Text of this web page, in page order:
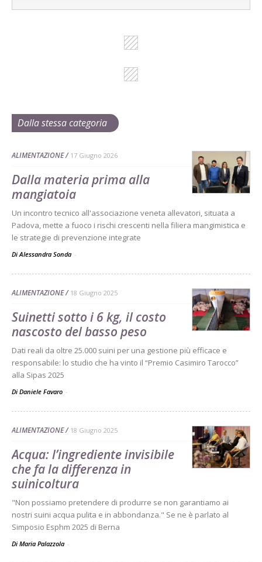
Dalla stessa categoria
ALIMENTAZIONE 17 Giugno 2026
Dalla materia prima alla
mangiatoia
Un incontro tecnico all'associazione veneta allevatori, situata a
Padova, mette a fuoco i rischi crescenti nella filiera mangimistica e
le strategie di prevenzione integrate
Di Alessandra Sonda -
ALIMENTAZIONE 18 Giugno 2025
Suinetti sotto i 6 kg, il costo
nascosto del basso peso
Dati reali da oltre 25.000 suini per una gestione più efficace e
responsabile: lo studio che ha vinto il “Premio Casimiro Tarocco”
alla Sipas 2025
Di Daniele Favaro -
ALIMENTAZIONE 18 Giugno 2025
Acqua: l’ingrediente invisibile
che fa la differenza in
suinicoltura
"Non possiamo pretendere di produrre se non garantiamo ai
nostri suini acqua pulita e in abbondanza." Se ne è parlato al
Simposio Esphm 2025 di Berna
Di Maria Palazzola -